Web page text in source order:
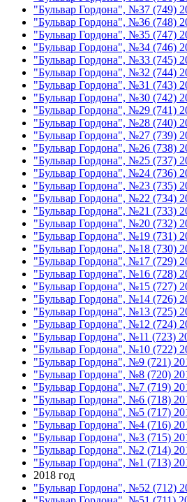
"Бульвар Гордона", №37 (749)
"Бульвар Гордона", №36 (748)
"Бульвар Гордона", №35 (747)
"Бульвар Гордона", №34 (746)
"Бульвар Гордона", №33 (745)
"Бульвар Гордона", №32 (744)
"Бульвар Гордона", №31 (743)
"Бульвар Гордона", №30 (742)
"Бульвар Гордона", №29 (741)
"Бульвар Гордона", №28 (740)
"Бульвар Гордона", №27 (739)
"Бульвар Гордона", №26 (738)
"Бульвар Гордона", №25 (737)
"Бульвар Гордона", №24 (736)
"Бульвар Гордона", №23 (735)
"Бульвар Гордона", №22 (734)
"Бульвар Гордона", №21 (733)
"Бульвар Гордона", №20 (732)
"Бульвар Гордона", №19 (731)
"Бульвар Гордона", №18 (730)
"Бульвар Гордона", №17 (729)
"Бульвар Гордона", №16 (728)
"Бульвар Гордона", №15 (727)
"Бульвар Гордона", №14 (726)
"Бульвар Гордона", №13 (725)
"Бульвар Гордона", №12 (724)
"Бульвар Гордона", №11 (723)
"Бульвар Гордона", №10 (722)
"Бульвар Гордона", №9 (721)
"Бульвар Гордона", №8 (720)
"Бульвар Гордона", №7 (719)
"Бульвар Гордона", №6 (718)
"Бульвар Гордона", №5 (717)
"Бульвар Гордона", №4 (716)
"Бульвар Гордона", №3 (715)
"Бульвар Гордона", №2 (714)
"Бульвар Гордона", №1 (713)
2018 год
"Бульвар Гордона", №52 (712)